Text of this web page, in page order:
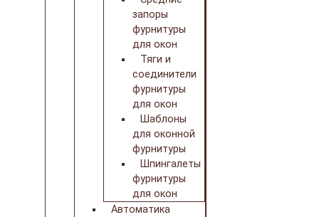
запоры
фурнитуры
для окон
Тяги и
соединители
фурнитуры
для окон
Шаблоны
для оконной
фурнитуры
Шпингалеты
фурнитуры
для окон
Автоматика